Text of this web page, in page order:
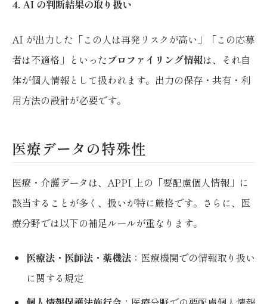
4. AI の判断結果の取り扱い
AI が出力した「この人は再発リスクが高い」「この応募
者は不適格」といったプロファイリング情報は、それ自
体が個人情報として扱われます。出力の保存・共有・利
用方法の設計が必要です。
医療データの特殊性
医療・介護データは、APPI 上の「要配慮個人情報」に
該当することが多く、扱いが特に厳格です。さらに、医
療分野では以下の補足ルールが重なります。
医療法・医師法・薬機法 ：医療機関での情報取り扱い
に関する規定